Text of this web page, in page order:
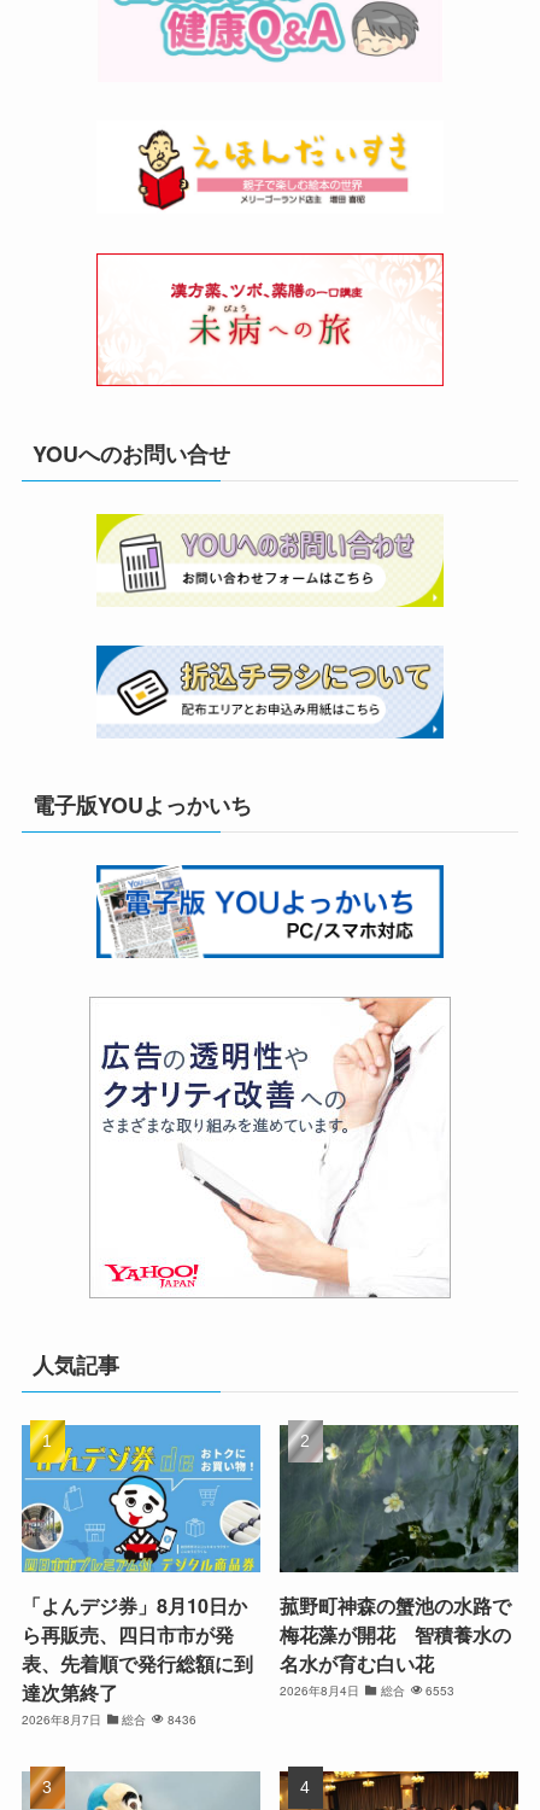
YOUへのお問い合せ
電子版YOUよっかいち
人気記事
「よんデジ券」8月10日か
ら再販売、四日市市が発
表、先着順で発行総額に到
達次第終了
2026年8月7日 総合 8436
菰野町神森の蟹池の水路で
梅花藻が開花 智積養水の
名水が育む白い花
2026年8月4日 総合 6553